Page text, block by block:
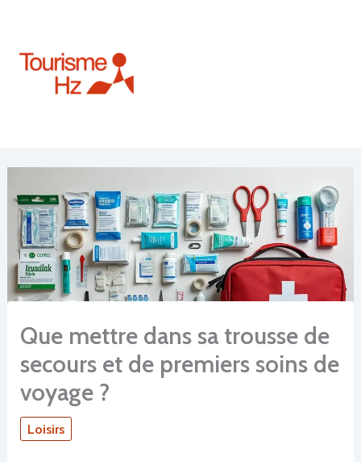
contenu
Que mettre dans sa trousse de
secours et de premiers soins de
voyage ?
Loisirs